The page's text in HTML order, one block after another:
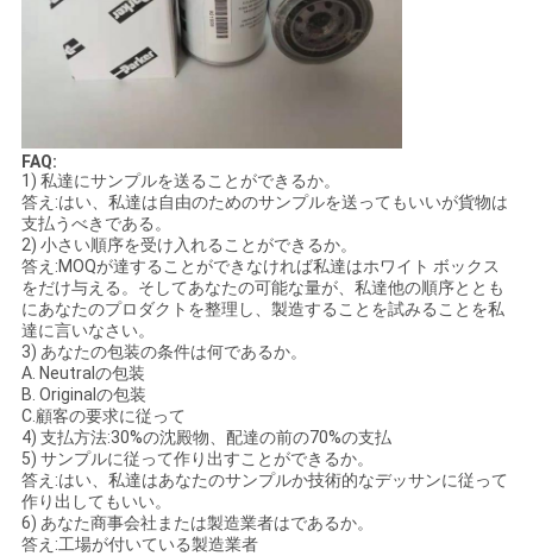
PRIVACY
FAQ:
1) 私達にサンプルを送ることができるか。
答え:はい、私達は自由のためのサンプルを送ってもいいが貨物は
支払うべきである。
2) 小さい順序を受け入れることができるか。
答え:MOQが達することができなければ私達はホワイト ボックス
をだけ与える。そしてあなたの可能な量が、私達他の順序ととも
にあなたのプロダクトを整理し、製造することを試みることを私
達に言いなさい。
3) あなたの包装の条件は何であるか。
A. Neutralの包装
B. Originalの包装
C.顧客の要求に従って
4) 支払方法:30%の沈殿物、配達の前の70%の支払
5) サンプルに従って作り出すことができるか。
答え:はい、私達はあなたのサンプルか技術的なデッサンに従って
作り出してもいい。
6) あなた商事会社または製造業者はであるか。
答え:工場が付いている製造業者